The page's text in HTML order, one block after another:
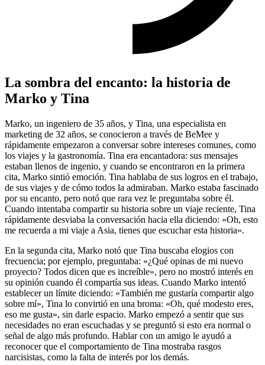
La sombra del encanto: la historia de
Marko y Tina
Marko, un ingeniero de 35 años, y Tina, una especialista en
marketing de 32 años, se conocieron a través de BeMee y
rápidamente empezaron a conversar sobre intereses comunes, como
los viajes y la gastronomía. Tina era encantadora: sus mensajes
estaban llenos de ingenio, y cuando se encontraron en la primera
cita, Marko sintió emoción. Tina hablaba de sus logros en el trabajo,
de sus viajes y de cómo todos la admiraban. Marko estaba fascinado
por su encanto, pero notó que rara vez le preguntaba sobre él.
Cuando intentaba compartir su historia sobre un viaje reciente, Tina
rápidamente desviaba la conversación hacia ella diciendo: «Oh, esto
me recuerda a mi viaje a Asia, tienes que escuchar esta historia».
En la segunda cita, Marko notó que Tina buscaba elogios con
frecuencia; por ejemplo, preguntaba: «¿Qué opinas de mi nuevo
proyecto? Todos dicen que es increíble», pero no mostró interés en
su opinión cuando él compartía sus ideas. Cuando Marko intentó
establecer un límite diciendo: «También me gustaría compartir algo
sobre mí», Tina lo convirtió en una broma: «Oh, qué modesto eres,
eso me gusta», sin darle espacio. Marko empezó a sentir que sus
necesidades no eran escuchadas y se preguntó si esto era normal o
señal de algo más profundo. Hablar con un amigo le ayudó a
reconocer que el comportamiento de Tina mostraba rasgos
narcisistas, como la falta de interés por los demás.